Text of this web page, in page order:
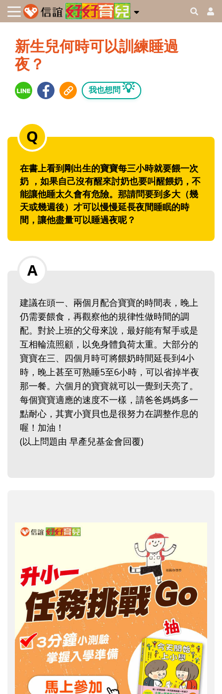
新生兒何時可以訓練睡過
夜？
我也想問 💡
在書上看到剛出生的寶寶每三小時就要餵一次
奶 ，如果自己沒有醒來討奶也要叫醒餵奶，不
能讓他睡太久會有危險。那請問要到多大（幾
天或幾週後）才可以慢慢延長夜間睡眠的時
間，讓他盡量可以睡過夜呢？
建議在頭一、兩個月配合寶寶的時間表，晚上
仍需要餵食，再觀察他的規律性做時間的調
配。對於上班的父母來說，最好能有幫手或是
互相輪流照顧，以免身體負荷太重。大部分的
寶寶在三、四個月時可將餵奶時間延長到4小
時，晚上甚至可熟睡5至6小時，可以省掉半夜
那一餐。六個月的寶寶就可以一覺到天亮了。
每個寶寶適應的速度不一樣，請爸爸媽媽多一
點耐心，其實小寶貝也是很努力在調整作息的
喔！加油！
(以上問題由 早產兒基金會回覆)